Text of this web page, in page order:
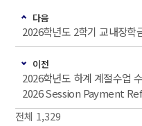
다음
2026학년도 2학기 교내장학
이전
2026학년도 하계 계절수업
2026 Session Payment
전체 1,329